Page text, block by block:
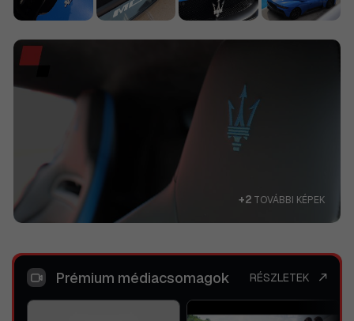
+2 TOVÁBBI KÉPEK
Prémium médiacsomagok RÉSZLETEK